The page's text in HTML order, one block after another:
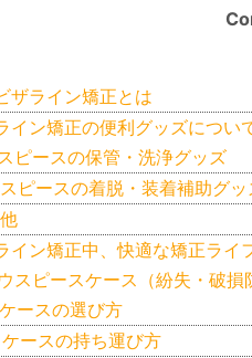
ザライン矯正とは
イン矯正の便利グッズについ
ピースの保管・洗浄グッズ
ピースの着脱・装着補助グッ
イン矯正中、快適な矯正ライ
スピースケース（紛失・破損
ケースの選び方
ケースの持ち運び方